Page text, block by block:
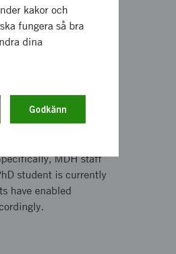
end users. In
in the field of
collaboration in
The research
MDH staff
student is currently
have enabled
kakor och
fungera så bra
dina
Godkänn